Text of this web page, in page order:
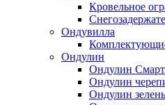
Кровельное
Ондувилла
Ондулин
Ондулин Смарт
Ондулин
Ондулин